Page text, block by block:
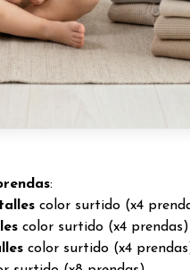
:
color surtido (x4
color surtido (x4 prendas)
color surtido (x4